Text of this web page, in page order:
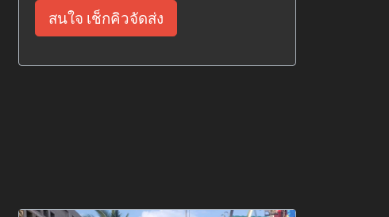
สนใจ เช็กคิวจัดส่ง